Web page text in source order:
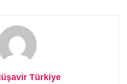
Türkiye